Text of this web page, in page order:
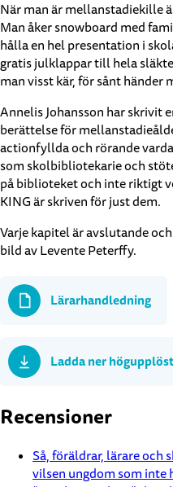
När man är mellanstadiekille
Man åker snowboard med
hålla en hel presentation i
gratis julklappar till hela
man visst kär, för sånt händer
Annelis Johansson har skrivit
berättelse för
actionfyllda och rörande
som skolbibliotekarie och
på biblioteket och inte riktigt
KING är skriven för just dem.
Varje kapitel är avslutande
bild av Levente Peterffy.
Lärarhandledning
Ladda ner
Recensioner
Så, föräldrar, lärare och
vilsen ungdom som inte